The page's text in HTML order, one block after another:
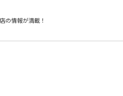
の情報が満載！